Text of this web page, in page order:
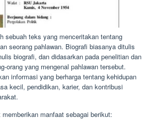
sebuah teks yang menceritakan tentang
seorang pahlawan. Biografi biasanya ditulis
biografi, dan didasarkan pada penelitian dan
orang yang mengenal pahlawan tersebut.
informasi yang berharga tentang kehidupan
kecil, pendidikan, karier, dan kontribusi
manfaat sebagai berikut: